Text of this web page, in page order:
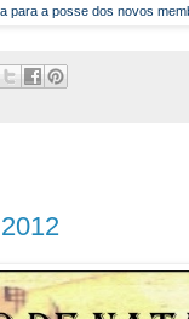
para a posse dos novos